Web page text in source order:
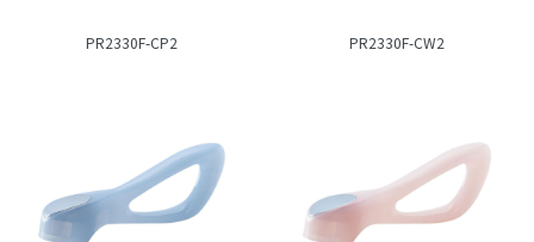
PR2330F-CP2 PR2330F-CW2